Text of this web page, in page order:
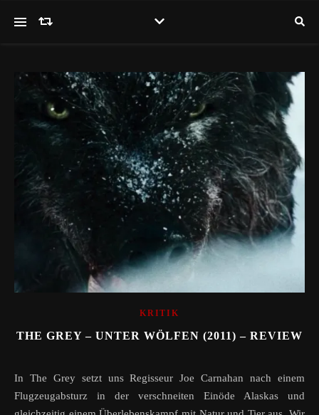
KRITIK
THE GREY – UNTER WÖLFEN (2011) – REVIEW
In The Grey setzt uns Regisseur Joe Carnahan nach einem
Flugzeugabsturz in der verschneiten Einöde Alaskas und